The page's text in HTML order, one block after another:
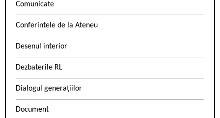
Comunicate
Conferintele de la Ateneu
Desenul interior
Dezbaterile RL
Dialogul generațiilor
Document